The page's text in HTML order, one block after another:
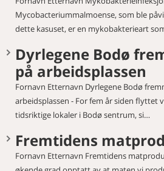
Mycobacteriummalmoense, som ble
dette kasuset, er en mykobakterieart
Dyrlegene Bodø
på arbeidsplassen
Fornavn Etternavn Dyrlegene Bodø
arbeidsplassen - For fem år siden flyttet
tidsriktige lokaler i Bodø sentrum, si…
Fremtidens
Fornavn Etternavn Fremtidens